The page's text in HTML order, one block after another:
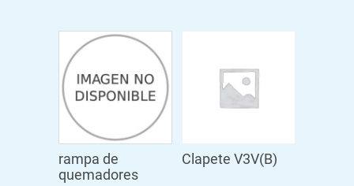
rampa de
quemadores
Clapete V3V(B)